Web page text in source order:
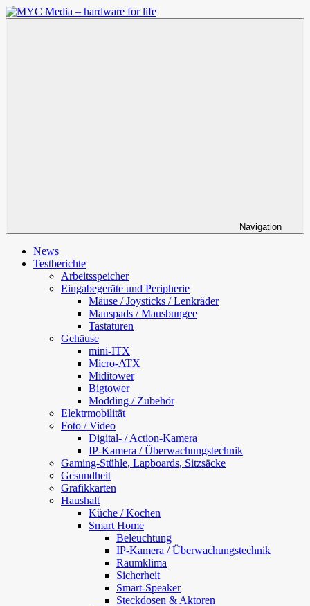
Zum
Inhalt
Navigation
News
Testberichte
Arbeitsspeicher
Eingabegeräte und Peripherie
Mäuse / Joysticks / Lenkräder
Mauspads / Mausbungee
Tastaturen
Gehäuse
mini-ITX
Micro-ATX
Miditower
Bigtower
Modding / Zubehör
Elektrmobilität
Foto / Video
Digital- / Action-Kamera
IP-Kamera / Überwachungstechnik
Gaming-Stühle, Lapboards, Sitzsäcke
Gesundheit
Grafikkarten
Haushalt
Küche / Kochen
Smart Home
Beleuchtung
IP-Kamera / Überwachungstechnik
Raumklima
Sicherheit
Smart-Speaker
Steckdosen & Aktoren